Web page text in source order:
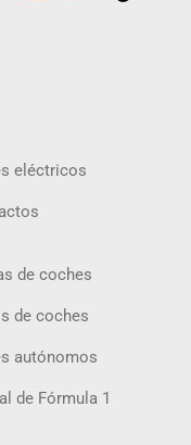
eléctricos
de coches
de coches
autónomos
de Fórmula 1